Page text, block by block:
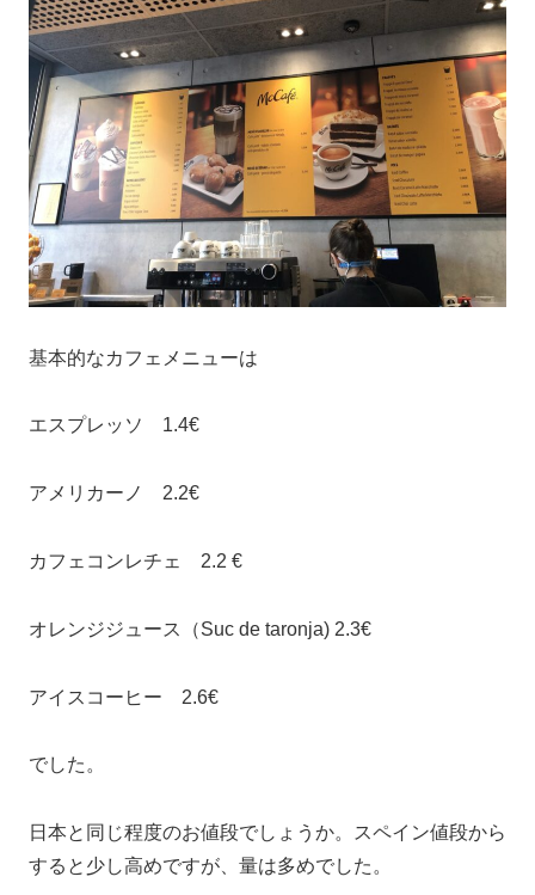
基本的なカフェメニューは
エスプレッソ 1.4€
アメリカーノ 2.2€
カフェコンレチェ 2.2 €
オレンジジュース（Suc de taronja) 2.3€
アイスコーヒー 2.6€
でした。
日本と同じ程度のお値段でしょうか。スペイン値段から
すると少し高めですが、量は多めでした。